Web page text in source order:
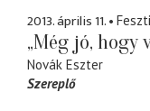
2013. április 11.
„Még jó, hogy
Novák Eszter
Szereplő